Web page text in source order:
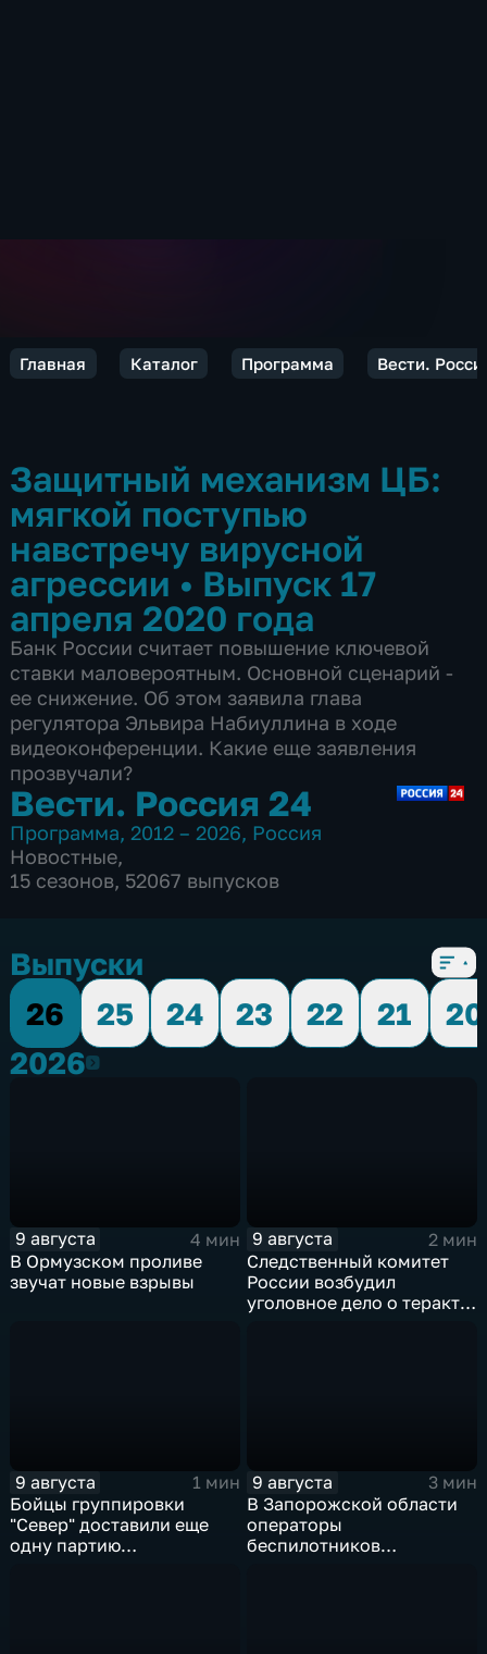
Главная Каталог Программа Вести.
Защитный механизм ЦБ:
мягкой поступью
навстречу вирусной
агрессии• Выпуск 17
апреля 2020 года
Банк России считает повышение ключевой
ставки маловероятным. Основной сценарий -
ее снижение. Об этом заявила глава
регулятора Эльвира Набиуллина в ходе
видеоконференции. Какие еще заявления
прозвучали?
Вести. Россия 24
Программа, 2012 – 2026, Россия
Новостные,
15 сезонов, 52067 выпусков
Выпуски
26
25 24 23 22 21
20
20262026
9 августа
4 мин
В Ормузском проливе
звучат новые взрывы
9 августа
2 мин
Следственный комитет
России возбудил
уголовное дело о теракте
9 августа
1 мин
Бойцы группировки
"Север" доставили еще
одну партию
9 августа
3 мин
В Запорожской области
операторы
беспилотников